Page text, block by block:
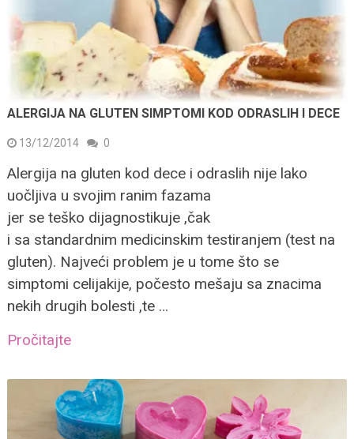
ALERGIJA NA GLUTEN SIMPTOMI KOD ODRASLIH I DECE
13/12/2014 0
Alergija na gluten kod dece i odraslih nije lako
uočljiva u svojim ranim fazama
jer se teško dijagnostikuje ,čak
i sa standardnim medicinskim testiranjem (test na
gluten). Najveći problem je u tome što se
simptomi celijakije, počesto mešaju sa znacima
nekih drugih bolesti ,te …
Pročitajte